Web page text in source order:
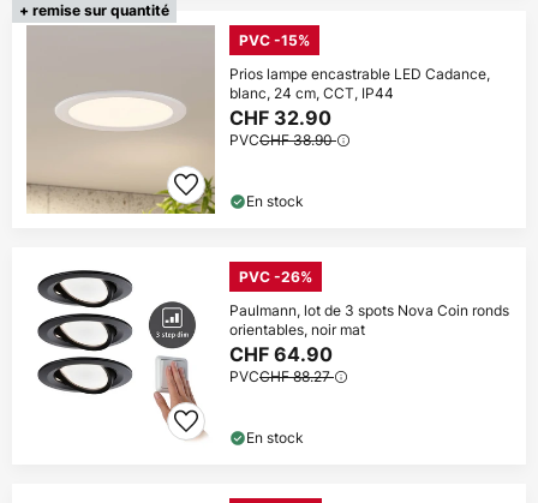
+ remise sur quantité
PVC -15%
Prios lampe encastrable LED Cadance,
blanc, 24 cm, CCT, IP44
CHF 32.90
PVCCHF 38.90
En stock
PVC -26%
Paulmann, lot de 3 spots Nova Coin ronds
orientables, noir mat
CHF 64.90
PVCCHF 88.27
En stock